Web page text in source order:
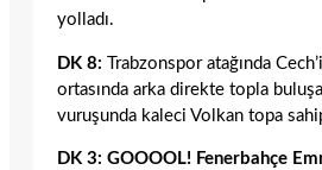
yolladı.
DK 8: Trabzonspor atağında
ortasında arka direkte topla
vuruşunda kaleci Volkan topa
DK 3: GOOOOL! Fenerbahçe